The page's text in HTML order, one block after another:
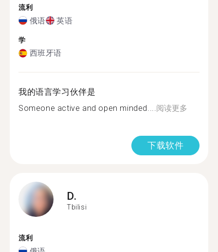
流利
俄语 英语
学
西班牙语
我的语言学习伙伴是
Someone active and open minded....阅读更多
下载软件
D.
Tbilisi
流利